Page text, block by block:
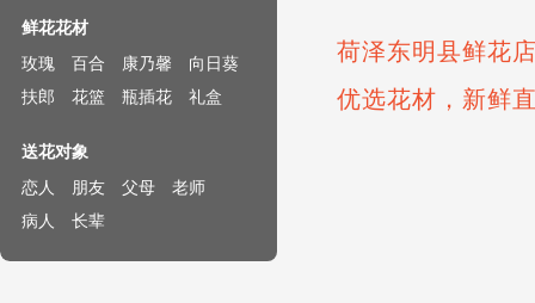
荷泽东明县鲜花
优选花材，新鲜
鲜花花材
玫瑰
百合 康乃馨
向日葵
扶郎
花篮 瓶插花 礼盒
送花对象
恋人
朋友 父母
老师
病人
长辈